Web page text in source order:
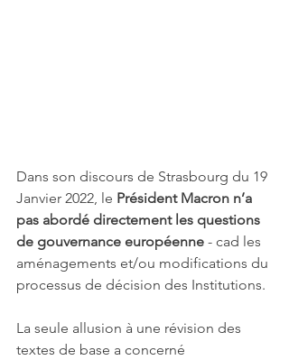
Dans son discours de Strasbourg du 19
Janvier 2022, le Président Macron n’a
pas abordé directement les questions
de gouvernance européenne - cad les
aménagements et/ou modifications du
processus de décision des Institutions.
La seule allusion à une révision des
textes de base a concerné